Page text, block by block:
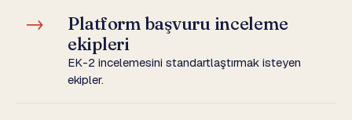
→
Platform başvuru inceleme
ekipleri
EK-2 incelemesini standartlaştırmak isteyen
ekipler.